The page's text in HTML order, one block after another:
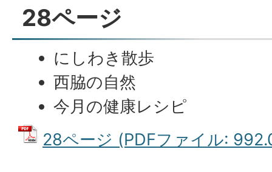
28ページ
にしわき散歩
西脇の自然
今月の健康レシピ
28ページ (PDFファイル: